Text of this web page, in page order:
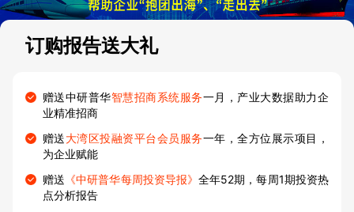
订购报告送大礼
赠送中研普华智慧招商系统服务一月，产业大数据助力企
业精准招商
赠送大湾区投融资平台会员服务一年，全方位展示项目，
为企业赋能
赠送 《中研普华每周投资导报》全年52期，每周1期投资热
点分析报告